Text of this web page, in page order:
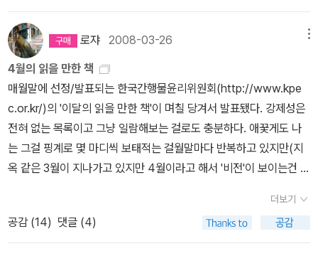
닌 모양이다. 이제는 어느덧 '책이라도 읽지 않으면' 안 되겠다 싶은
괜한 불안감도 다 사라지고 없는데, 나는 아직도 여전히 《세계사상전
집》류의 책들에 대해 좀처럼 미련을 떨치지 못하고 있는 듯하다. 그
증거 가운데 하나가 2010.12.31 '독서노트'에 적어 놓은 메모이다.오
래 전에 내가 독파하리라 마음먹었던《세계사상전집(전32권)》은 어
느새 홀연히 내 곁을 모두 떠나고 말았지만 나는 그 책들을 되찾지 못
해 그렇게 안달하지는 않는다. 그리고 지금 내게는 다행히 그와 비슷
한 역할을 떠맡아 주는 책들을 적잖이 갖고 있다. 그건 바로《동서문화
사 월드북》이다.여러 해 전에 나는 이 책들을 한꺼번에 몽땅 구입해서
59권으로 불어나 있다. 대략 5년 만에 80권이나 불어난 셈이다. 웃
한꺼번에 마주친 셈이었다.내가 난생 처음으로 '기증한 도서들'은 그
동안 '일정한 작업'을 거친 끝에 드디어 도서관을 찾는 일반인들의 손
에도 들려질 수 있게 된 것이었는데, 그 책들이 내가 모르는 '남들의
손에 들려' 읽힌다는 사실을 생각하니 괜히 가슴이 두근거리기까지
했다. 아마 내가 맛본 감정은 책을 펴내는 작가들의 심정과도 비슷한
종류의 것이 아닐까 싶기도 한데, 어쨌든 몇몇 책들은 이미 '대출'이
되었는지 공간이 살짝 비어 있기까지 했다. 과연 어떤 사람들이 그 책
들을 빌려볼까 몹시도 궁금해진다.나는 여태까지 살면서 가끔씩 주위
공공도서관에 책을 '기증'해 본 적은 이번이 처음이어서, '기증'이라는
행위가 가져오는 이런 부수적인 효과와 묘한 감정상태는 나로서는 전
혀 예상치 못했던 것이다.내가 동네 도서관에 기증한 책은 '동서문화
로쟈 2008-03-26
4월의 읽을 만한 책
매월말에 선정/발표되는 한국간행물윤리위원회(http://www.kpe
c.or.kr/)의 '이달의 읽을 만한 책'이 며칠 당겨서 발표됐다. 강제성은
전혀 없는 목록이고 그냥 일람해보는 걸로도 충분하다. 애꿎게도 나
는 그걸 핑계로 몇 마디씩 보태적는 걸월말마다 반복하고 있지만(지
옥 같은 3월이 지나가고 있지만 4월이라고 해서 '비전'이 보이는건 아
적으론 '연옥에서의 책읽기' 정도라고 이름붙여둔다). 이것도 벌인
가?..1. 문학 소설가 신경숙씨가 추천한 문학분야의 책은 박범신의 <
촐라체>(푸른숲, 2008)이다. 타이틀은 알고 있었지만 무슨 뜻인지
더보기
공감 (14) 댓글 (4)